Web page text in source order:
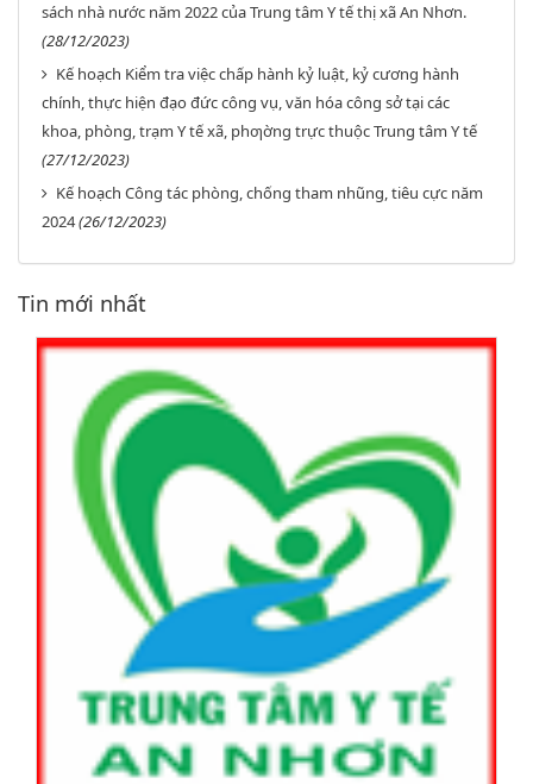
sách nhà nước năm 2022 của Trung tâm Y tế thị xã An Nhơn.
(28/12/2023)
Kế hoạch Kiểm tra việc chấp hành kỷ luật, kỷ cương hành
chính, thực hiện đạo đức công vụ, văn hóa công sở tại các
khoa, phòng, trạm Y tế xã, phƣờng trực thuộc Trung tâm Y tế
(27/12/2023)
Kế hoạch Công tác phòng, chống tham nhũng, tiêu cực năm
2024(26/12/2023)
Tin mới nhất